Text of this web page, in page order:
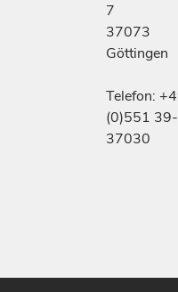
7
37073
Göttingen
Telefon:
(0)551 39-
37030